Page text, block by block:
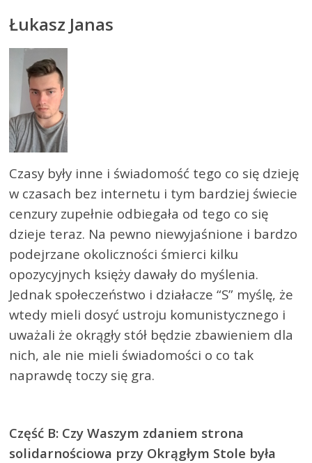
Łukasz Janas
Czasy były inne i świadomość tego co się dzieję
w czasach bez internetu i tym bardziej świecie
cenzury zupełnie odbiegała od tego co się
dzieje teraz. Na pewno niewyjaśnione i bardzo
podejrzane okoliczności śmierci kilku
opozycyjnych księży dawały do myślenia.
Jednak społeczeństwo i działacze “S” myślę, że
wtedy mieli dosyć ustroju komunistycznego i
uważali że okrągły stół będzie zbawieniem dla
nich, ale nie mieli świadomości o co tak
naprawdę toczy się gra.
Część B: Czy Waszym zdaniem strona
solidarnościowa przy Okrągłym Stole była